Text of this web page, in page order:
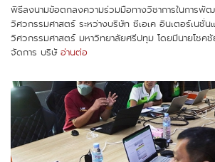
พิธีลงนามข้อตกลงความร่วมมือทางวิชาการในการพั
วิศวกรรมศาสตร์ ระหว่างบริษัท ซีเอเค อินเตอร์เนชั่
วิศวกรรมศาสตร์ มหาวิทยาลัยศรีปทุม โดยมีนายโชค
จัดการ บริษั อ่านต่อ